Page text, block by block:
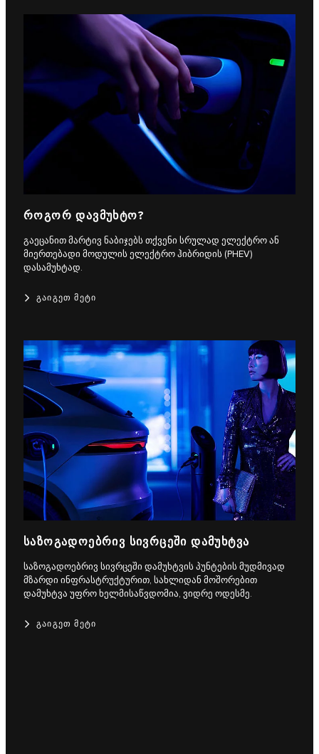
ᲠᲝᲒᲝᲠ ᲓᲐᲕᲛᲣᲮᲢᲝ?
გაეცანით მარტივ ნაბიჯებს თქვენი სრულად ელექტრო ან
მიერთებადი მოდულის ელექტრო ჰიბრიდის (PHEV)
დასამუხტად.
ᲒᲐᲘᲒᲔᲗ ᲛᲔᲢᲘ
ᲡᲐᲖᲝᲒᲐᲓᲝᲔᲑᲠᲘᲕ ᲡᲘᲕᲠᲪᲔᲨᲘ ᲓᲐᲛᲣᲮᲢᲕᲐ
საზოგადოებრივ სივრცეში დამუხტვის პუნტების მუდმივად
მზარდი ინფრასტრუქტურით, სახლიდან მოშორებით
დამუხტვა უფრო ხელმისაწვდომია, ვიდრე ოდესმე.
ᲒᲐᲘᲒᲔᲗ ᲛᲔᲢᲘ